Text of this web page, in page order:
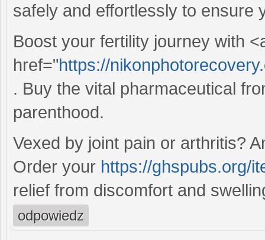
safely and effortlessly to ensure
Boost your fertility journey with
href="https://
. Buy the vital pharmaceutical
parenthood.
Vexed by joint pain or arthritis?
Order your https://ghspubs.org/
relief from discomfort and
odpowiedz